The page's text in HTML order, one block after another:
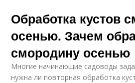
Обработка кустов
осенью. Зачем
смородину осенью
Многие начинающие садоводы
нужна ли повторная обработка